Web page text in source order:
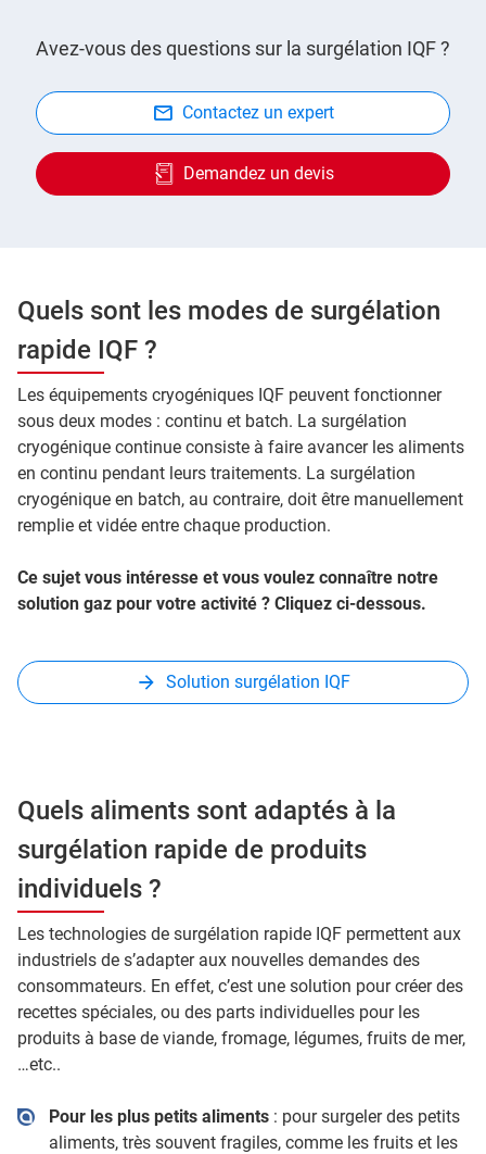
Avez-vous des questions sur la surgélation IQF ?
Contactez un expert
Demandez un devis
Quels sont les modes de surgélation
rapide IQF ?
Les équipements cryogéniques IQF peuvent fonctionner
sous deux modes : continu et batch. La surgélation
cryogénique continue consiste à faire avancer les aliments
en continu pendant leurs traitements. La surgélation
cryogénique en batch, au contraire, doit être manuellement
remplie et vidée entre chaque production.
Ce sujet vous intéresse et vous voulez connaître notre
solution gaz pour votre activité ? Cliquez ci-dessous.
Solution surgélation IQF
Quels aliments sont adaptés à la
surgélation rapide de produits
individuels ?
Les technologies de surgélation rapide IQF permettent aux
industriels de s’adapter aux nouvelles demandes des
consommateurs. En effet, c’est une solution pour créer des
recettes spéciales, ou des parts individuelles pour les
produits à base de viande, fromage, légumes, fruits de mer,
…etc..
Pour les plus petits aliments: pour surgeler des petits
aliments, très souvent fragiles, comme les fruits et les